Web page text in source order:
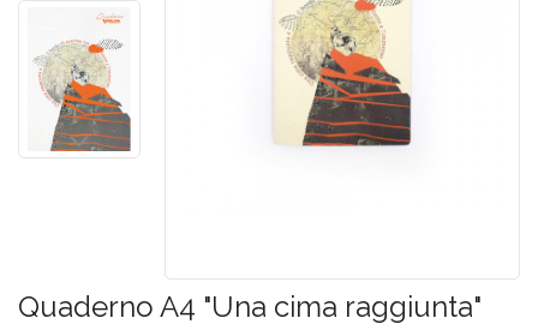
Quaderno A4 "Una cima raggiunta"